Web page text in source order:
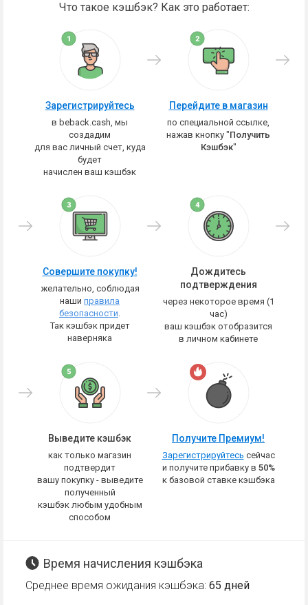
Что такое кэшбэк? Как это работает:
Зарегистрируйтесь
в beback.cash, мы
создадим
для вас личный счет, куда
будет
начислен ваш кэшбэк
Перейдите в магазин
по специальной ссылке,
нажав кнопку "Получить
Кэшбэк"
Совершите покупку!
желательно, соблюдая
наши правила
безопасности.
Так кэшбэк придет
наверняка
Дождитесь
подтверждения
через некоторое время (1
час)
ваш кэшбэк отобразится
в личном кабинете
Выведите кэшбэк
как только магазин
подтвердит
вашу покупку - выведите
полученный
кэшбэк любым удобным
способом
Получите Премиум!
Зарегистрируйтесь сейчас
и получите прибавку в 50%
к базовой ставке кэшбэка
Время начисления кэшбэка
Среднее время ожидания кэшбэка: 65 дней